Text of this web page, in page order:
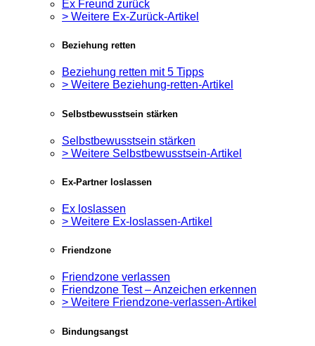
Ex Freund zurück
> Weitere Ex-Zurück-Artikel
Beziehung retten
Beziehung retten mit 5 Tipps
> Weitere Beziehung-retten-Artikel
Selbstbewusstsein stärken
Selbstbewusstsein stärken
> Weitere Selbstbewusstsein-Artikel
Ex-Partner loslassen
Ex loslassen
> Weitere Ex-loslassen-Artikel
Friendzone
Friendzone verlassen
Friendzone Test – Anzeichen erkennen
> Weitere Friendzone-verlassen-Artikel
Bindungsangst